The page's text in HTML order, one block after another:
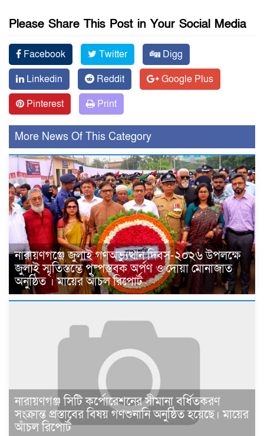
Please Share This Post in Your Social Media
Facebook Twitter
Digg
Linkedin
Reddit
Google Plus
Pinterest
Print
More News Of This Category
নারায়ণগঞ্জে জুলাই গণঅভ্যুত্থান দিবস-২০২৬ উপলক্ষে
জুলাই স্মৃতিস্তম্ভে পুষ্পস্তবক অর্পণ ও দোয়া মোনাজাত
অনুষ্ঠিত । মায়ের আঁচল রিপোর্ট
নারায়ণগঞ্জ সিটি কর্পোরেশনের সীমানা বর্ধিতকরণ
সংক্রান্ত প্রস্তাবের বিষয় গণশুনানি অনুষ্ঠিত হয়েছে। মায়ের
আঁচল রিপোর্ট